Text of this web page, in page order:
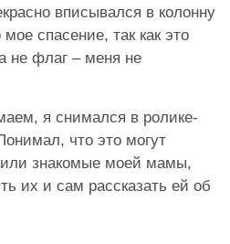
вписывался в колонну
спасение, так как это
не флаг – меня не
я снимался в ролике-
что это могут
или знакомые моей мамы,
их и сам рассказать ей об